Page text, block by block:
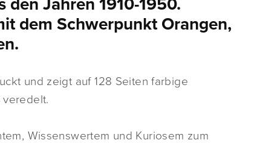
Jahren 1910-1950.
dem Schwerpunkt Orangen,
und zeigt auf 128 Seiten farbige
Wissenswertem und Kuriosem zum